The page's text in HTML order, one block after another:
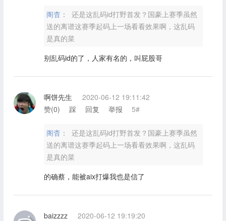
阁杳：
还是这乱码id打野首发？国豪上赛季虽然
送的离谱这赛季起码上一场看看效果啊，这乱码
是真的菜
别乱码id的了，人家有名的，叫屁股哥
啊饼先生
2020-06-12 19:11:42
赞(0) 踩 回复 举报 5#
阁杳：
还是这乱码id打野首发？国豪上赛季虽然
送的离谱这赛季起码上一场看看效果啊，这乱码
是真的菜
的确蔡，能被aix打爆我也是信了
baizzzz
2020-06-12 19:19:20